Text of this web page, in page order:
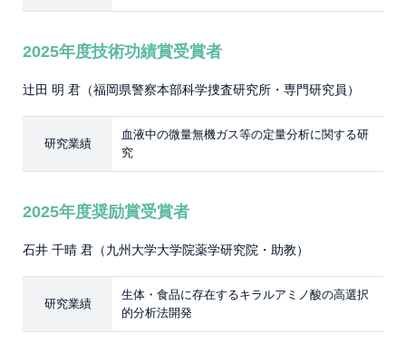
2025年度技術功績賞受賞者
辻田 明 君（福岡県警察本部科学捜査研究所・専門研究員）
研究業績
血液中の微量無機ガス等の定量分析に関する研
究
2025年度奨励賞受賞者
石井 千晴 君（九州大学大学院薬学研究院・助教）
研究業績
生体・食品に存在するキラルアミノ酸の高選択
的分析法開発